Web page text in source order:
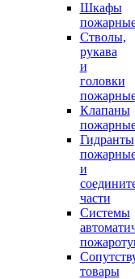
Шкафы
Стволы,
рукава
и
головки
Клапаны
Гидранты
и
части
Системы
товары